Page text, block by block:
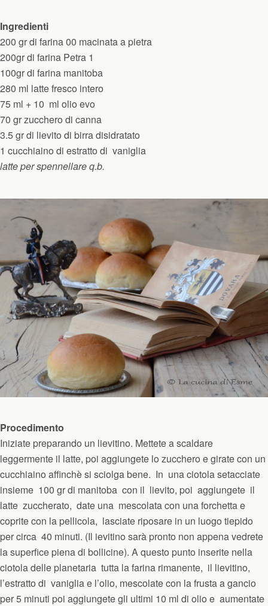
Ingredienti
200 gr di farina 00 macinata a pietra
200gr di farina Petra 1
100gr di farina manitoba
280 ml latte fresco intero
75 ml + 10 ml olio evo
70 gr zucchero di canna
3.5 gr di lievito di birra disidratato
1 cucchiaino di estratto di vaniglia
latte per spennellare q.b.
Procedimento
Iniziate preparando un lievitino. Mettete a scaldare
leggermente il latte, poi aggiungete lo zucchero e girate con un
cucchiaino affinchè si sciolga bene. In una ciotola setacciate
insieme 100 gr di manitoba con il lievito, poi aggiungete il
latte zuccherato, date una mescolata con una forchetta e
coprite con la pellicola, lasciate riposare in un luogo tiepido
per circa 40 minuti. (Il ievitino sarà pronto non appena vedrete
la superfice piena di bollicine). A questo punto inserite nella
ciotola delle planetaria tutta la farina rimanente, il lievitino,
l’estratto di vaniglia e l’olio, mescolate con la frusta a gancio
per 5 minuti poi aggiungete gli ultimi 10 ml di olio e aumentate